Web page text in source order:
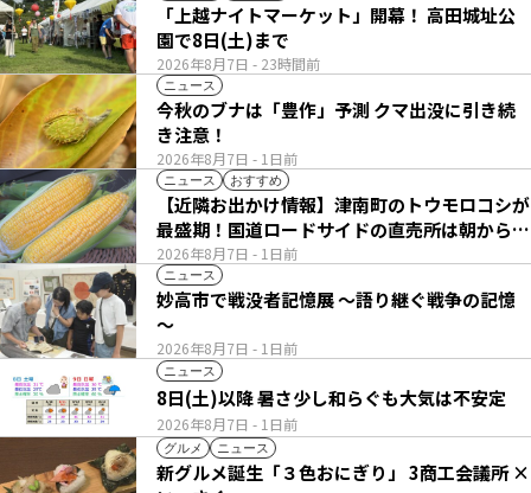
2026年8月7日 - 23時間前
「上越ナイトマーケット」開幕！ 高田城址公
園で8日(土)まで
ニュース
2026年8月7日 - 1日前
今秋のブナは「豊作」予測 クマ出没に引き続
き注意！
ニュース おすすめ
2026年8月7日 - 1日前
【近隣お出かけ情報】津南町のトウモロコシが
最盛期！国道ロードサイドの直売所は朝から長
い列
ニュース
2026年8月7日 - 1日前
妙高市で戦没者記憶展 ～語り継ぐ戦争の記憶
～
ニュース
2026年8月7日 - 1日前
8日(土)以降 暑さ少し和らぐも大気は不安定
グルメ ニュース
新グルメ誕生「３色おにぎり」 3商工会議所 ×